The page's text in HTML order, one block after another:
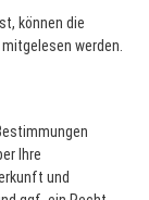
können die
werden.
Ihre
und